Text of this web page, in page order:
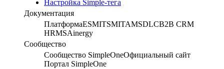
Настройка Simple-тега
Документация
ПлатформаESMITSMITAMSDLCB2B CRM
HRMSAinergy
Сообщество
Сообщество SimpleOneОфициальный сайт
Портал SimpleOne